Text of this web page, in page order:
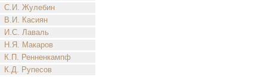
С.И. Жулебин
В.И. Касиян
И.С. Лаваль
Н.Я. Макаров
К.П. Ренненкампф
К.Д. Рупесов